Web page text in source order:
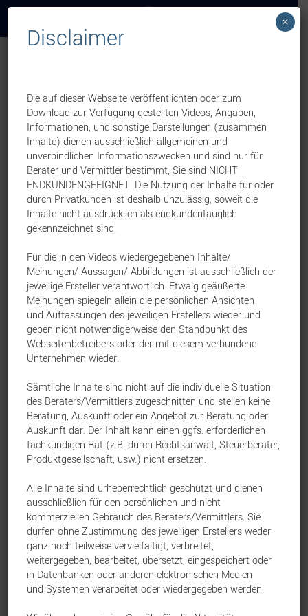
Astra Bestandsübertragung zur Bayerischen
(Zahnzusatz) / Beitragsanpassung ab 1.3.26
die Bayerische Kranken 28. Januar 2026
Die neue bAV der Bayerischen geht an den Start
die Bayerische Betriebliche Vorsorge 12. Januar 2026
Pangaea Life YouGov-Studie 2025
die Bayerische Leben 17. Dezember 2025
die Bayerische Leben 9. Dezember 2025
Top Auszeichnung für die bAV der Bayerischen
SV-Rechengrößen 2026 – was Sie jetzt wissen
müssen
die Bayerische Betriebliche Vorsorge 9. Dezember 2025
Disclaimer
Die auf dieser Webseite veröffentlichten oder zum
Download zur Verfügung gestellten Videos, Angaben,
Informationen, und sonstige Darstellungen (zusammen
Inhalte) dienen ausschließlich allgemeinen und
unverbindlichen Informationszwecken und sind nur für
Berater und Vermittler bestimmt, Sie sind NICHT
ENDKUNDENGEEIGNET. Die Nutzung der Inhalte für oder
durch Privatkunden ist deshalb unzulässig, soweit die
Inhalte nicht ausdrücklich als endkundentauglich
gekennzeichnet sind.
Für die in den Videos wiedergegebenen Inhalte/
Meinungen/ Aussagen/ Abbildungen ist ausschließlich der
jeweilige Ersteller verantwortlich. Etwaig geäußerte
Meinungen spiegeln allein die persönlichen Ansichten
und Auffassungen des jeweiligen Erstellers wieder und
geben nicht notwendigerweise den Standpunkt des
Webseitenbetreibers oder der mit diesem verbundene
Unternehmen wieder.
Sämtliche Inhalte sind nicht auf die individuelle Situation
des Beraters/Vermittlers zugeschnitten und stellen keine
Beratung, Auskunft oder ein Angebot zur Beratung oder
Auskunft dar. Der Inhalt kann einen ggfs. erforderlichen
fachkundigen Rat (z.B. durch Rechtsanwalt, Steuerberater,
Produktgesellschaft, usw.) nicht ersetzen.
Alle Inhalte sind urheberrechtlich geschützt und dienen
ausschließlich für den persönlichen und nicht
kommerziellen Gebrauch des Beraters/Vermittlers. Sie
dürfen ohne Zustimmung des jeweiligen Erstellers weder
ganz noch teilweise vervielfältigt, verbreitet,
weitergegeben, bearbeitet, übersetzt, eingespeichert oder
in Datenbanken oder anderen elektronischen Medien
und Systemen verarbeitet oder wiedergegeben werden.
×